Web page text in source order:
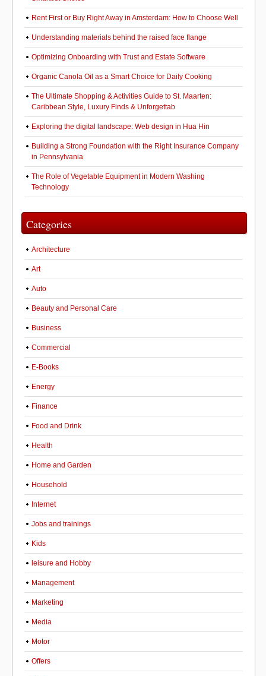
Rent First or Buy Right Away in Amsterdam: How to Choose Well
Understanding materials behind the raised face flange
Optimizing Onboarding with Trust and Estate Software
Organic Canola Oil as a Smart Choice for Daily Cooking
The Ultimate Shopping & Activities Guide to St. Maarten:
Caribbean Style, Luxury Finds & Unforgettab
Exploring the digital landscape: Web design in Hua Hin
Building a Strong Foundation with the Right Insurance Company
in Pennsylvania
The Role of Vegetable Equipment in Modern Washing
Technology
Categories
Architecture
Art
Auto
Beauty and Personal Care
Business
Commercial
E-Books
Energy
Finance
Food and Drink
Health
Home and Garden
Household
Internet
Jobs and trainings
Kids
leisure and Hobby
Management
Marketing
Media
Motor
Offers